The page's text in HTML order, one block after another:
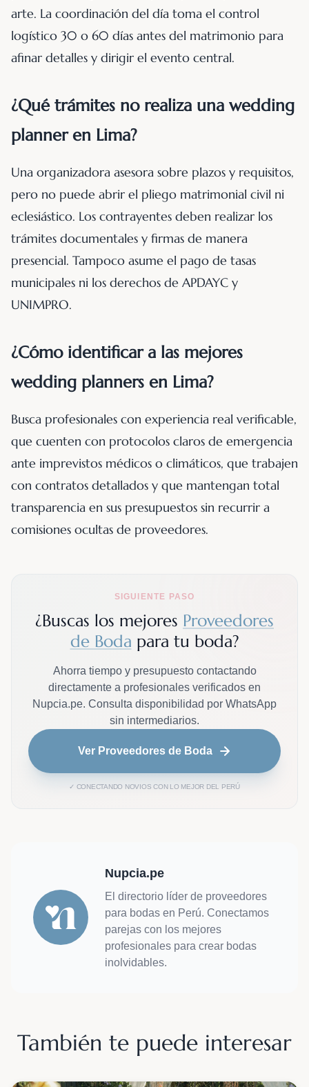
arte. La coordinación del día toma el control
logístico 30 o 60 días antes del matrimonio para
afinar detalles y dirigir el evento central.
¿Qué trámites no realiza una wedding
planner en Lima?
Una organizadora asesora sobre plazos y requisitos,
pero no puede abrir el pliego matrimonial civil ni
eclesiástico. Los contrayentes deben realizar los
trámites documentales y firmas de manera
presencial. Tampoco asume el pago de tasas
municipales ni los derechos de APDAYC y
UNIMPRO.
¿Cómo identificar a las mejores
wedding planners en Lima?
Busca profesionales con experiencia real verificable,
que cuenten con protocolos claros de emergencia
ante imprevistos médicos o climáticos, que trabajen
con contratos detallados y que mantengan total
transparencia en sus presupuestos sin recurrir a
comisiones ocultas de proveedores.
SIGUIENTE PASO
¿Buscas los mejores Proveedores
de Boda para tu boda?
Ahorra tiempo y presupuesto contactando
directamente a profesionales verificados en
Nupcia.pe. Consulta disponibilidad por WhatsApp
sin intermediarios.
Ver Proveedores de Boda
✓ CONECTANDO NOVIOS CON LO MEJOR DEL PERÚ
Nupcia.pe
El directorio líder de proveedores
para bodas en Perú. Conectamos
parejas con los mejores
profesionales para crear bodas
inolvidables.
También te puede interesar